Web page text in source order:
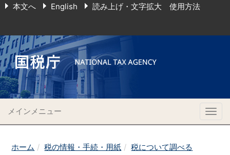
本文へ English 読み上げ・文字拡大 使用方法
メインメニュー
ホーム 税の情報・手続・用紙
税について調べる